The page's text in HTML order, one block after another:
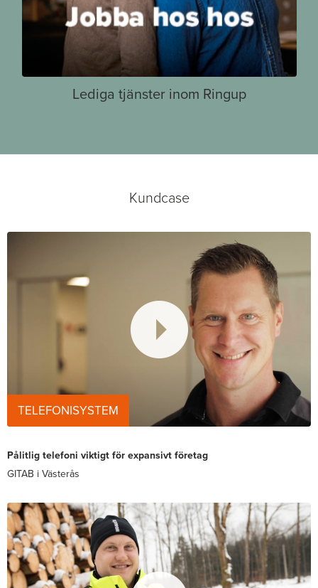
Lediga tjänster inom Ringup
Kundcase
TELEFONISYSTEM
Pålitlig telefoni viktigt för expansivt företag
GITAB i Västerås